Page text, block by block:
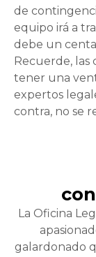
de
equipo irá a
debe un
Recuerde, las
tener una
expertos
contra, no se
La Oficina
galardonado